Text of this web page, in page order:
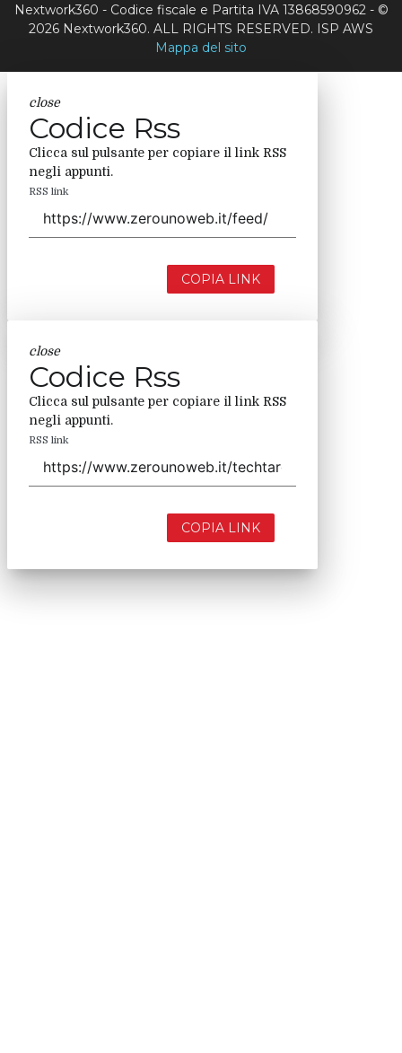
Nextwork360 - Codice fiscale e Partita IVA 13868590962 - ©
2026 Nextwork360. ALL RIGHTS RESERVED. ISP AWS
Mappa del sito
close
Codice Rss
Clicca sul pulsante per copiare il link RSS
negli appunti.
RSS link
COPIA LINK
close
Codice Rss
Clicca sul pulsante per copiare il link RSS
negli appunti.
RSS link
COPIA LINK